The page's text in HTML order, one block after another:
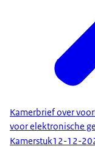
Kamerbrief over
voor elektronische
Kamerstuk12-12-